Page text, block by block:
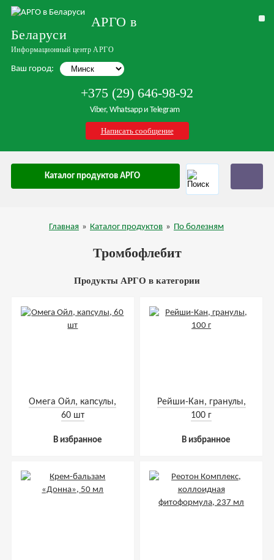
АРГО в
Беларуси
Информационный центр АРГО
Ваш город:
+375 (29) 646-98-92
Viber, Whatsapp и Telegram
Написать сообщение
Каталог продуктов АРГО
Главная » Каталог продуктов » По болезням
Тромбофлебит
Продукты АРГО в категории
Омега Ойл, капсулы,
60 шт
В избранное
Рейши-Кан, гранулы,
100 г
В избранное